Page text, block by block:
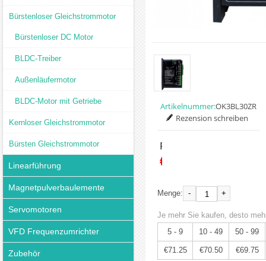
Bürstenloser Gleichstrommotor
Bürstenloser DC Motor
BLDC-Treiber
Außenläufermotor
BLDC-Motor mit Getriebe
Kernloser Gleichstrommotor
Bürsten Gleichstrommotor
Linearführung
Magnetpulverbaulemente
Servomotoren
VFD Frequenzumrichter
Zubehör
Artikelnummer:OK3BL30ZR
Rezension schreiben
Preis:
€75.00
Menge: - +
Je mehr Sie kaufen, desto
5 - 9
10 - 49 50 - 99
€71.25 €70.50 €69.75